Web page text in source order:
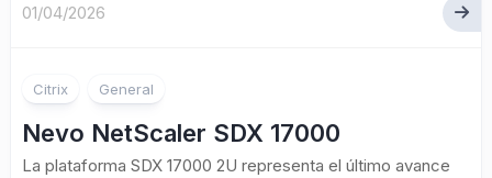
01/04/2026
Citrix General
Nevo NetScaler SDX 17000
La plataforma SDX 17000 2U representa el último avance